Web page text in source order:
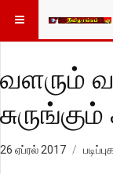
வளரும்
26 ஏப்ரல் 2017